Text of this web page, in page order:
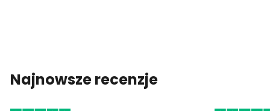
Najnowsze recenzje